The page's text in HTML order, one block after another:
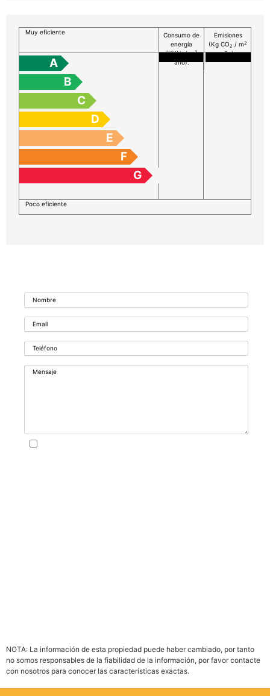
Muy eficiente
Consumo de
energía
(KW h / m2
año):
Emisiones
(Kg CO2 / m2
año):
A
B
C
D
E
F
G
Poco eficiente
NOTA: La información de esta propiedad puede haber cambiado, por tanto
no somos responsables de la fiabilidad de la información, por favor contacte
con nosotros para conocer las características exactas.